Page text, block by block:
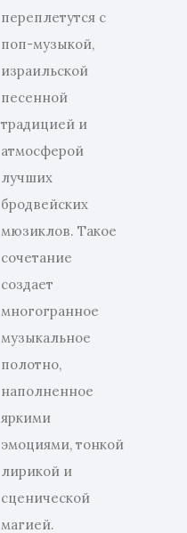
переплетутся с
поп-музыкой,
израильской
песенной
традицией и
атмосферой
лучших
бродвейских
мюзиклов. Такое
сочетание
создает
многогранное
музыкальное
полотно,
наполненное
яркими
эмоциями, тонкой
лирикой и
сценической
магией.